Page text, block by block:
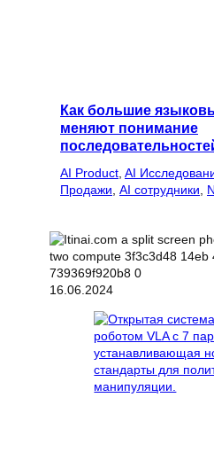
Как большие
меняют понимание
AI Product AI
Продажи AI сотрудники
16.06.2024